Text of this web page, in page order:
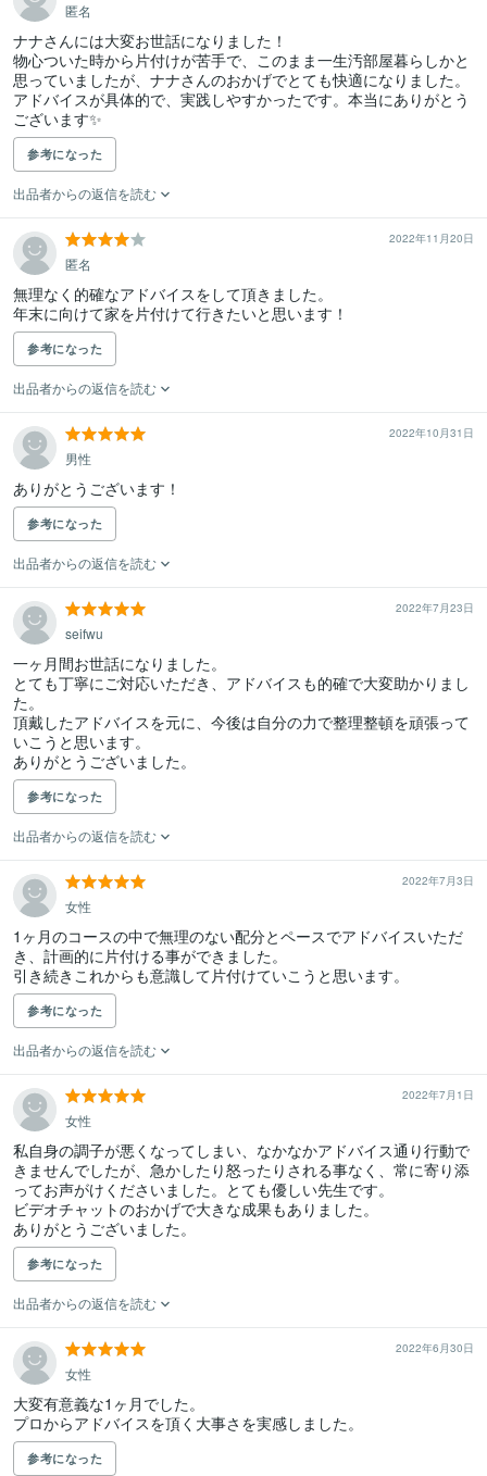
匿名
ナナさんには大変お世話になりました！
物心ついた時から片付けが苦手で、このまま一生汚部屋暮らしかと
思っていましたが、ナナさんのおかげでとても快適になりました。
アドバイスが具体的で、実践しやすかったです。本当にありがとう
ございます✨
参考になった
出品者からの返信を読む
2022年11月20日
匿名
無理なく的確なアドバイスをして頂きました。
年末に向けて家を片付けて行きたいと思います！
参考になった
出品者からの返信を読む
2022年10月31日
男性
ありがとうございます！
参考になった
出品者からの返信を読む
2022年7月23日
seifwu
一ヶ月間お世話になりました。
とても丁寧にご対応いただき、アドバイスも的確で大変助かりまし
た。
頂戴したアドバイスを元に、今後は自分の力で整理整頓を頑張って
いこうと思います。
ありがとうございました。
参考になった
出品者からの返信を読む
2022年7月3日
女性
1ヶ月のコースの中で無理のない配分とペースでアドバイスいただ
き、計画的に片付ける事ができました。
引き続きこれからも意識して片付けていこうと思います。
参考になった
出品者からの返信を読む
2022年7月1日
女性
私自身の調子が悪くなってしまい、なかなかアドバイス通り行動で
きませんでしたが、急かしたり怒ったりされる事なく、常に寄り添
ってお声がけくださいました。とても優しい先生です。
ビデオチャットのおかげで大きな成果もありました。
ありがとうございました。
参考になった
出品者からの返信を読む
2022年6月30日
女性
大変有意義な1ヶ月でした。
プロからアドバイスを頂く大事さを実感しました。
参考になった